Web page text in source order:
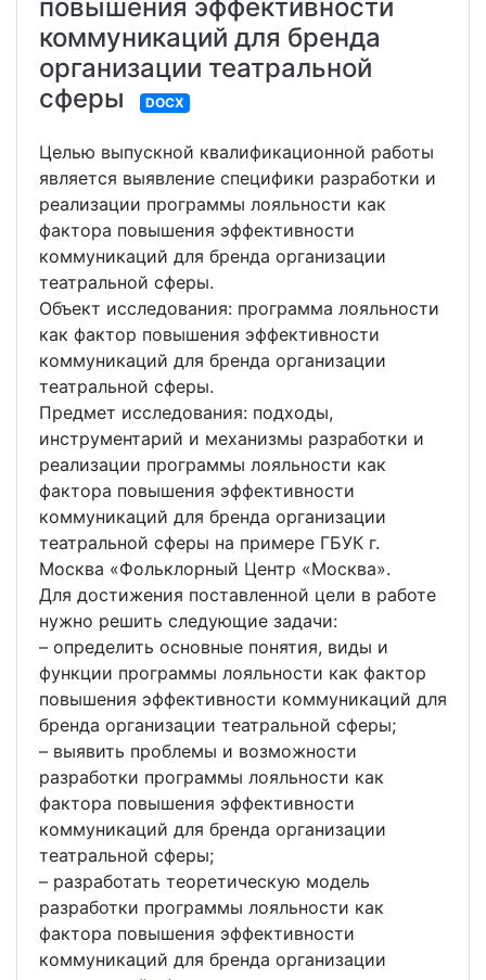
повышения эффективности
коммуникаций для бренда
организации театральной
сферы
DOCX
Целью выпускной квалификационной работы
является выявление специфики разработки и
реализации программы лояльности как
фактора повышения эффективности
коммуникаций для бренда организации
театральной сферы.
Объект исследования: программа лояльности
как фактор повышения эффективности
коммуникаций для бренда организации
театральной сферы.
Предмет исследования: подходы,
инструментарий и механизмы разработки и
реализации программы лояльности как
фактора повышения эффективности
коммуникаций для бренда организации
театральной сферы на примере ГБУК г.
Москва «Фольклорный Центр «Москва».
Для достижения поставленной цели в работе
нужно решить следующие задачи:
– определить основные понятия, виды и
функции программы лояльности как фактор
повышения эффективности коммуникаций для
бренда организации театральной сферы;
– выявить проблемы и возможности
разработки программы лояльности как
фактора повышения эффективности
коммуникаций для бренда организации
театральной сферы;
– разработать теоретическую модель
разработки программы лояльности как
фактора повышения эффективности
коммуникаций для бренда организации